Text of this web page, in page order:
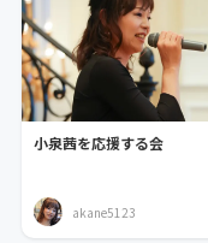
小泉茜を応援する会
akane5123